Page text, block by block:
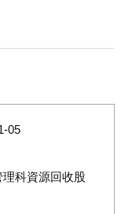
05
理科資源回收股